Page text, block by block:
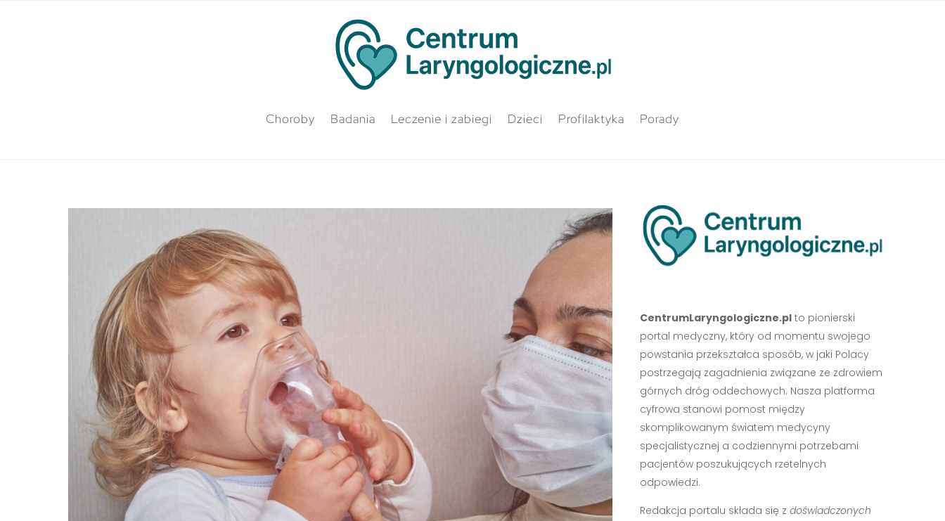
Choroby Badania Leczenie i zabiegi Dzieci Profilaktyka Porady
CentrumLaryngologiczne.plto pionierski
portal medyczny, który od momentu swojego
powstania przekształca sposób, w jaki Polacy
postrzegają zagadnienia związane ze zdrowiem
górnych dróg oddechowych. Nasza platforma
cyfrowa stanowi pomost między
skomplikowanym światem medycyny
specjalistycznej a codziennymi potrzebami
pacjentów poszukujących rzetelnych
odpowiedzi.
Redakcja portalu składa się z doświadczonych